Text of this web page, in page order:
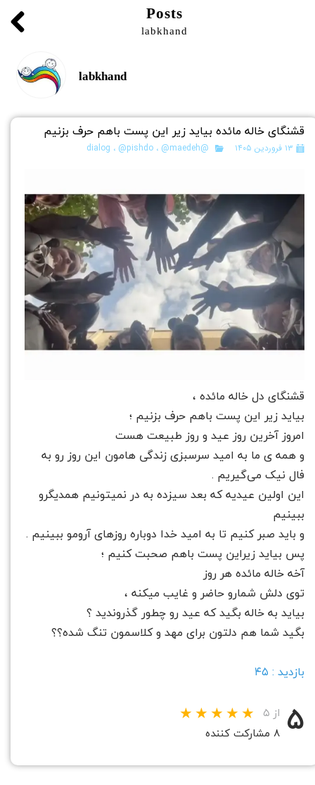
Posts
labkhand
labkhand
قشنگای خاله مائده بیاید زیر این پست باهم حرف بزنیم
۱۳ فروردین ۱۴۰۵ @dialog ، @pishdo ، @maedeh
قشنگای دل خاله مائده ،
بیاید زیر این پست باهم حرف بزنیم ؛
امروز آخرین روز عید و روز طبیعت هست
و همه ی ما به امید سرسبزی زندگی هامون این روز رو به
فال نیک می‌گیریم .
این اولین عیدیه که بعد سیزده به در نمیتونیم همدیگرو
ببینیم
و باید صبر کنیم تا به امید خدا دوباره روزهای آرومو ببینیم .
پس بیاید زیراین پست باهم صحبت کنیم ؛
آخه خاله مائده هر روز
توی دلش شمارو حاضر و غایب میکنه ،
بیاید به خاله بگید که عید رو چطور گذروندید ؟
بگید شما هم دلتون برای مهد و کلاسمون تنگ شده؟؟
بازدید : ۴۵
۵ از ۵
۸ مشارکت کننده